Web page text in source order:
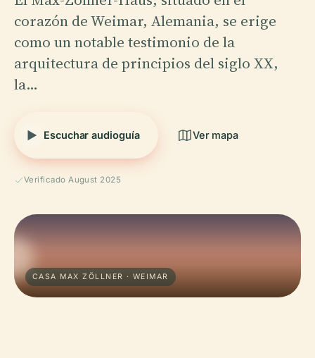
corazón de Weimar, Alemania, se erige
como un notable testimonio de la
arquitectura de principios del siglo XX,
la…
Escuchar audioguía Ver mapa
Verificado August 2025
CASA MAX ZÖLLNER · WEIMAR